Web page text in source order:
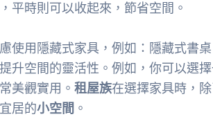
平時則可以收起來，節省空間。
使用隱藏式家具，例如：隱藏式書
升空間的靈活性。例如，你可以選
美觀實用。 租屋族在選擇家具時，
居的小空間 。